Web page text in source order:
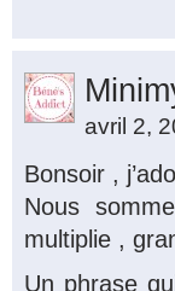
avril 2,
Bonsoir ,
Nous
multiplie ,
Un phrase